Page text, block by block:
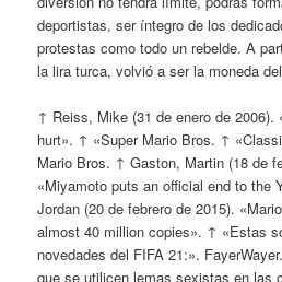
deportistas, ser íntegro de los
protestas como todo un rebelde. A
la lira turca, volvió a ser la moneda
↑ Reiss, Mike (31 de enero de 2006).
hurt». ↑ «Super Mario Bros. ↑
Mario Bros. ↑ Gaston, Martin (18 de
«Miyamoto puts an official end to the
Jordan (20 de febrero de 2015).
almost 40 million copies». ↑ «Estas
novedades del FIFA 21:».
que se utilicen lemas sexistas en las